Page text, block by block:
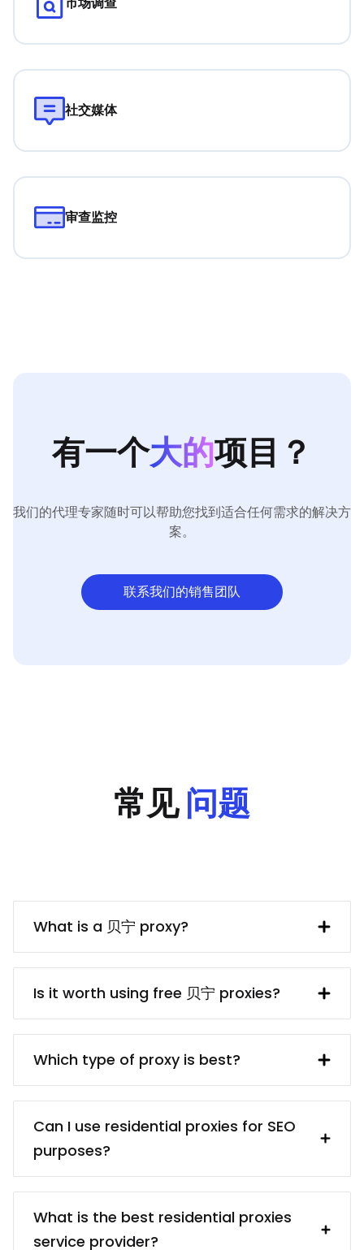
社交媒体
审查监控
有一个大的项目？
我们的代理专家随时可以帮助您找到适合任何需求的解决方
案。
联系我们的销售团队
常见问题
What is a 贝宁 proxy?
A 贝宁 IP address provided by a proxy
server. In turn, the proxy server obtains
said IP address from a UK resident. Using
British websites and services (e.g.
collecting data from them) much easier.
Is it worth using free 贝宁 proxies?
free 贝宁 proxy servers usually are
dangerous because of the privacy and
security risks. Even if finding a reliable
time, it’s worth it because paid proxies
usually come from reliable sources.
You’ll be sure that your proxies are
ethically obtained, and you won’t have
Which type of proxy is best?
There are different proxy types for
different targets: for example,
residential proxies (real devices) vs.
data center proxies (cheaper); static
proxies (better for services that require
data collection). The best type of agent
Can I use residential proxies for SEO
purposes?
Certainly! Our residential proxies are
ideal for SEO tasks, offering diverse IP
addresses that help you analyze search
What is the best residential proxies
service provider?